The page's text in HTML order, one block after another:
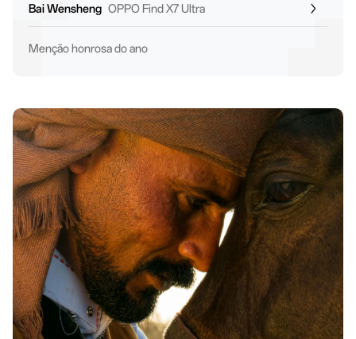
Bai Wensheng OPPO Find X7 Ultra
Menção honrosa do ano